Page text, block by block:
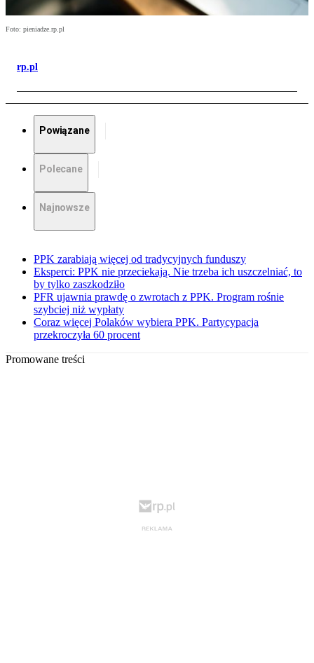
Foto: pieniadze.rp.pl
rp.pl
Powiązane
Polecane
Najnowsze
PPK zarabiają więcej od tradycyjnych funduszy
Eksperci: PPK nie przeciekają. Nie trzeba ich uszczelniać, to
by tylko zaszkodziło
PFR ujawnia prawdę o zwrotach z PPK. Program rośnie
szybciej niż wypłaty
Coraz więcej Polaków wybiera PPK. Partycypacja
przekroczyła 60 procent
Promowane treści